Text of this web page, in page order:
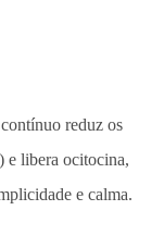
reduz os
e libera ocitocina,
e calma.